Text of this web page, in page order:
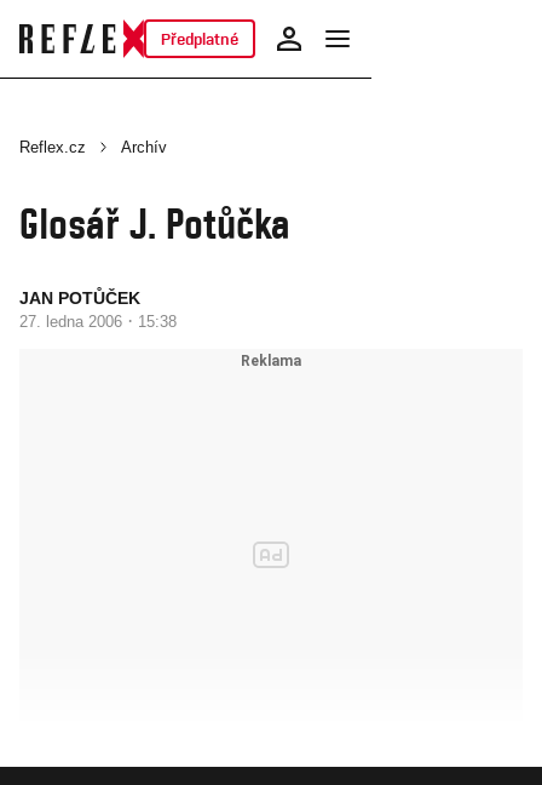
Předplatné
Reflex.cz Archív
Glosář J. Potůčka
JAN POTŮČEK
27. ledna 2006 · 15:38